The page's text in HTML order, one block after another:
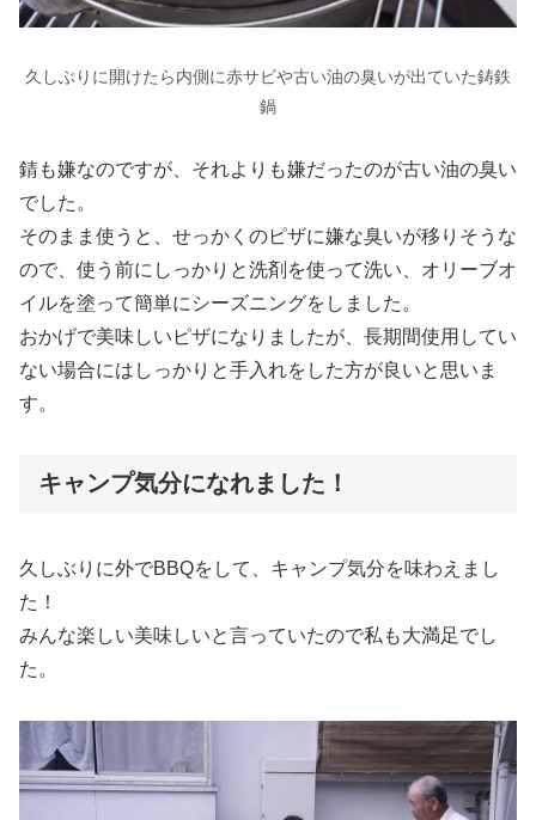
久しぶりに開けたら内側に赤サビや古い油の臭いが出ていた鋳鉄
鍋
錆も嫌なのですが、それよりも嫌だったのが古い油の臭い
でした。
そのまま使うと、せっかくのピザに嫌な臭いが移りそうな
ので、使う前にしっかりと洗剤を使って洗い、オリーブオ
イルを塗って簡単にシーズニングをしました。
おかげで美味しいピザになりましたが、長期間使用してい
ない場合にはしっかりと手入れをした方が良いと思いま
す。
キャンプ気分になれました！
久しぶりに外でBBQをして、キャンプ気分を味わえまし
た！
みんな楽しい美味しいと言っていたので私も大満足でし
た。